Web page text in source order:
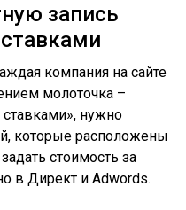
запись
компания на сайте
молоточка –
нужно
которые расположены
стоимость за
в Директ и Adwords.